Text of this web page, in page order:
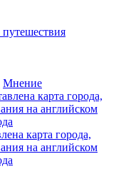
Мнение
карта города,
на английском